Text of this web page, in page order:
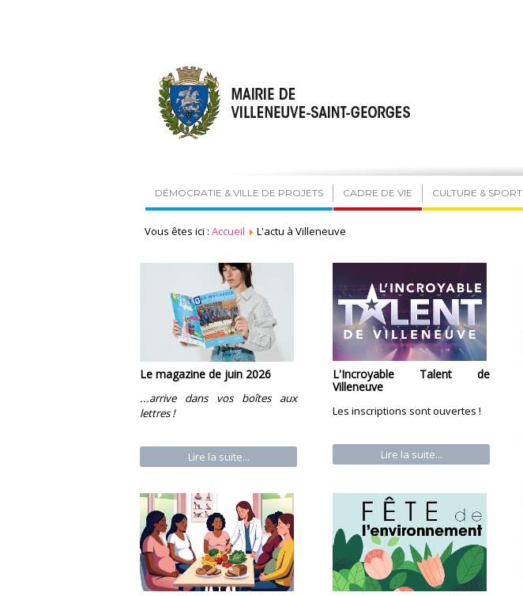
DÉMOCRATIE & VILLE DE PROJETS CADRE DE VIE CULTURE & SPORT
Vous êtes ici : Accueil L'actu à Villeneuve
Le magazine de juin 2026
...arrive dans vos boîtes aux
lettres !
Lire la suite...
L'Incroyable Talent de
Villeneuve
Les inscriptions sont ouvertes !
Lire la suite...